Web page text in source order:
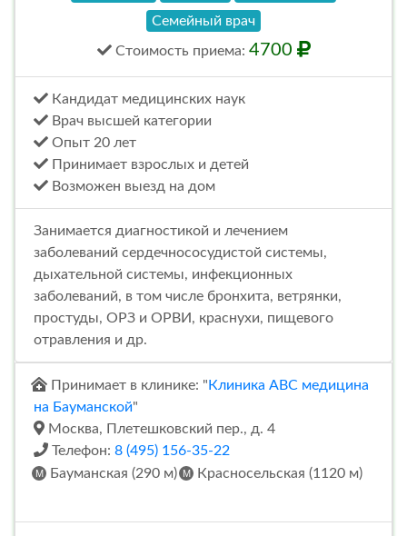
Семейный врач
Стоимость приема: 4700
Кандидат медицинских наук
Врач высшей категории
Опыт 20 лет
Принимает взрослых и детей
Возможен выезд на дом
Занимается диагностикой и лечением
заболеваний сердечнососудистой системы,
дыхательной системы, инфекционных
заболеваний, в том числе бронхита, ветрянки,
простуды, ОРЗ и ОРВИ, краснухи, пищевого
отравления и др.
Принимает в клинике: " Клиника ABC медицина
на Бауманской"
Москва, Плетешковский пер., д. 4
Телефон: 8 (495) 156-35-22
Бауманская (290 м)
Красносельская (1120 м)